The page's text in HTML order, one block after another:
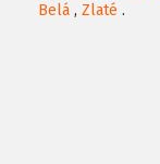
Belá , Zlaté .